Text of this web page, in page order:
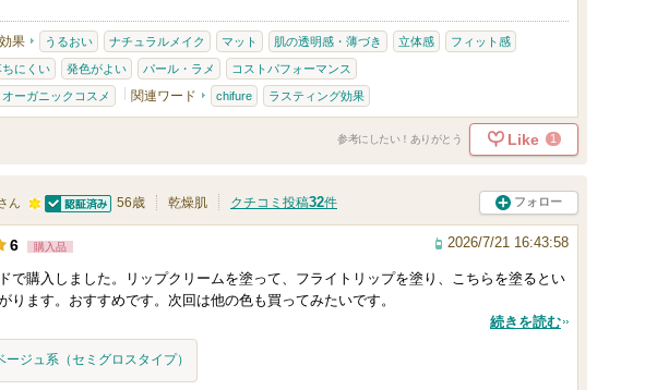
に
お
気
登
録
れ
い
ま
効果 うるおい ナチュラルメイク マット 肌の透明感・薄づき 立体感 フィット感
にくい 発色がよい パール・ラメ コストパフォーマンス
ーガニックコスメ 関連ワード chifure ラスティング効果
参考にしたい！ありがとう Like 1
ん
1
0
0
人
以
上
56歳 乾燥肌 クチコミ投稿32件 フォロー
6 購入品 2026/7/21 16:43:58
で購入しました。リップクリームを塗って、フライトリップを塗り、こちらを塗るとい
ります。おすすめです。次回は他の色も買ってみたいです。
続きを読む
ージュ系（セミグロスタイプ）